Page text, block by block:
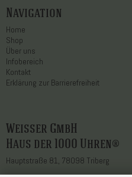
Navigation
Home
Shop
Über uns
Infobereich
Kontakt
Erklärung zur Barrierefreiheit
Weisser GmbH
Haus der 1000 Uhren®
Hauptstraße 81, 78098 Triberg